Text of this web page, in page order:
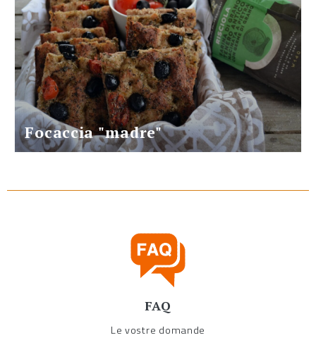
Focaccia "madre"
FAQ
Le vostre domande